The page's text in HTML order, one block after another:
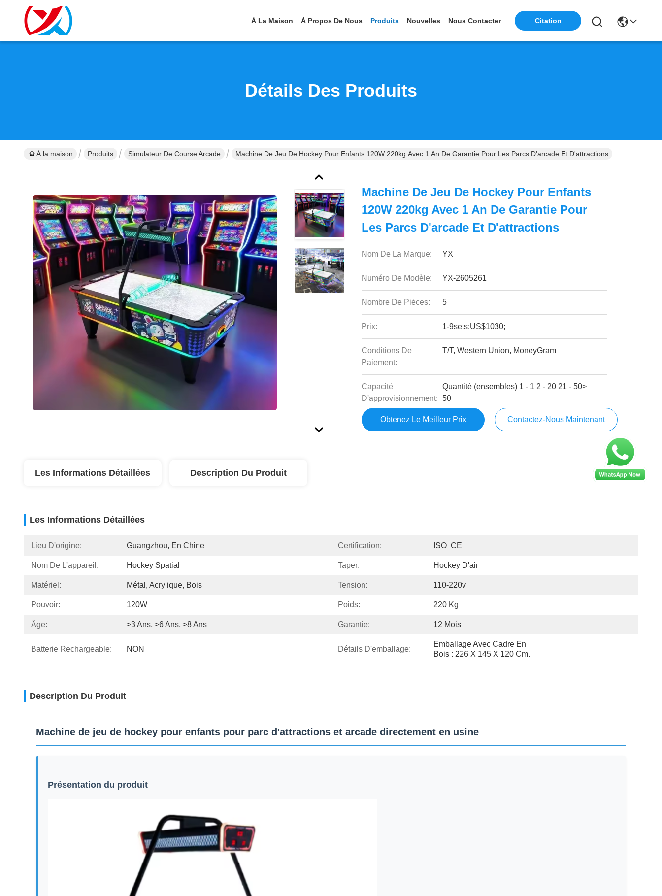
À La Maison À Propos De Nous Produits Nouvelles Nous Contacter Citation
Détails Des Produits
À la maison Produits Simulateur De Course Arcade Machine De Jeu De Hockey Pour Enfants 120W 220kg Avec 1 An De Garantie Pour Les Parcs D'arcade Et D'attractions
Machine De Jeu De Hockey Pour Enfants
120W 220kg Avec 1 An De Garantie Pour
Les Parcs D'arcade Et D'attractions
Nom De La Marque: YX
Numéro De Modèle: YX-2605261
Nombre De Pièces: 5
Prix: 1-9sets:US$1030;
Conditions De
Paiement:
T/T, Western Union, MoneyGram
Capacité
D'approvisionnement:
Quantité (ensembles) 1 - 1 2 - 20 21 - 50>
50
Obtenez Le Meilleur Prix Contactez-Nous Maintenant
Les Informations Détaillées Description Du Produit
Les Informations Détaillées
Lieu D'origine: Guangzhou, En Chine Certification: ISO  CE
Nom De L'appareil: Hockey Spatial Taper: Hockey D'air
Matériel: Métal, Acrylique, Bois Tension: 110-220v
Pouvoir: 120W Poids: 220 Kg
Âge: >3 Ans, >6 Ans, >8 Ans Garantie: 12 Mois
Batterie Rechargeable: NON Détails D'emballage:
Emballage Avec Cadre En
Bois : 226 X 145 X 120 Cm.
Description Du Produit
Machine de jeu de hockey pour enfants pour parc d'attractions et arcade directement en usine
Présentation du produit